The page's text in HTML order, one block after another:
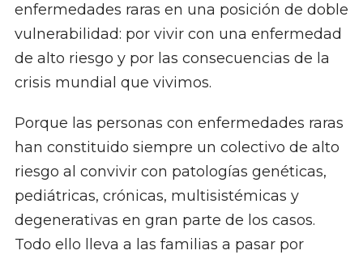
enfermedades raras en una posición de doble
vulnerabilidad: por vivir con una enfermedad
de alto riesgo y por las consecuencias de la
crisis mundial que vivimos.
Porque las personas con enfermedades raras
han constituido siempre un colectivo de alto
riesgo al convivir con patologías genéticas,
pediátricas, crónicas, multisistémicas y
degenerativas en gran parte de los casos.
Todo ello lleva a las familias a pasar por